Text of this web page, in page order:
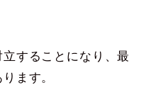
することになり、最
ます。